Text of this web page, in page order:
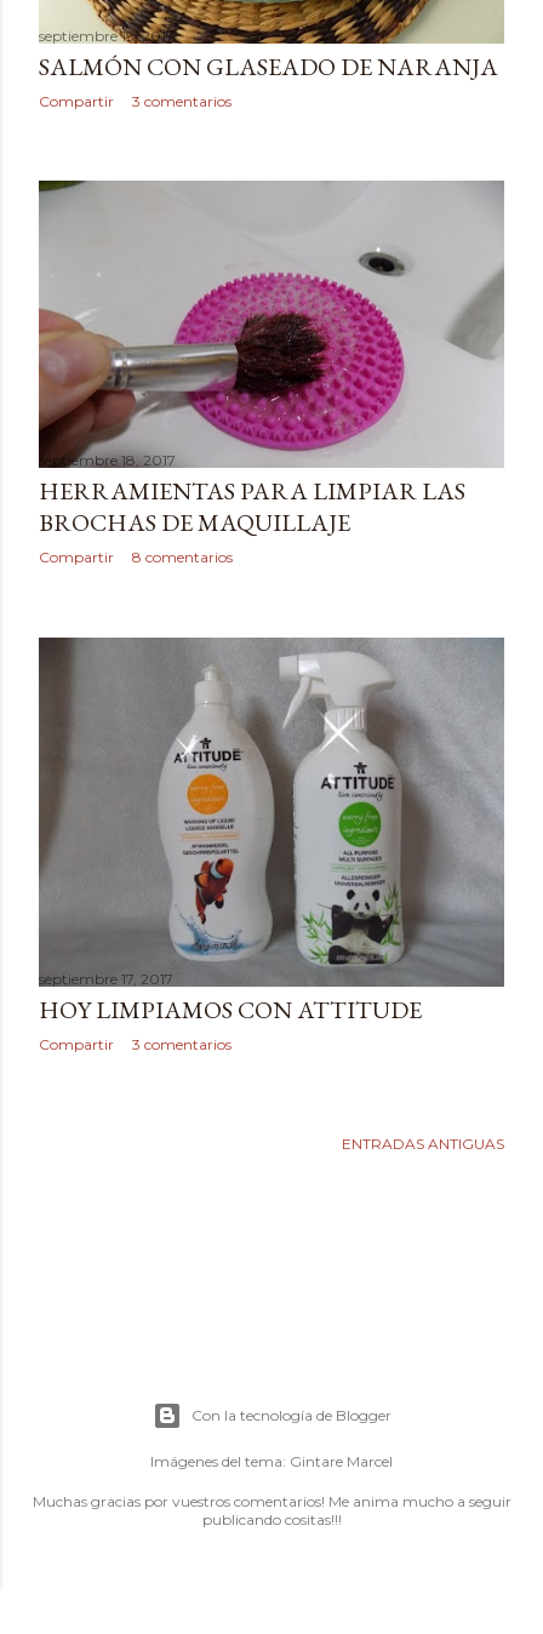
septiembre 19, 2017
SALMÓN CON GLASEADO DE NARANJA
Compartir 3 comentarios
septiembre 18, 2017
HERRAMIENTAS PARA LIMPIAR LAS
BROCHAS DE MAQUILLAJE
Compartir 8 comentarios
septiembre 17, 2017
HOY LIMPIAMOS CON ATTITUDE
Compartir 3 comentarios
ENTRADAS ANTIGUAS
Con la tecnología de Blogger
Imágenes del tema: Gintare Marcel
Muchas gracias por vuestros comentarios! Me anima mucho a seguir
publicando cositas!!!